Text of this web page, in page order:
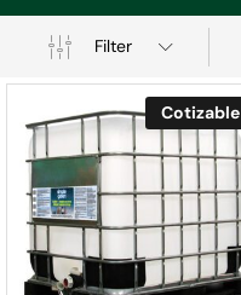
Filter
Cotizable